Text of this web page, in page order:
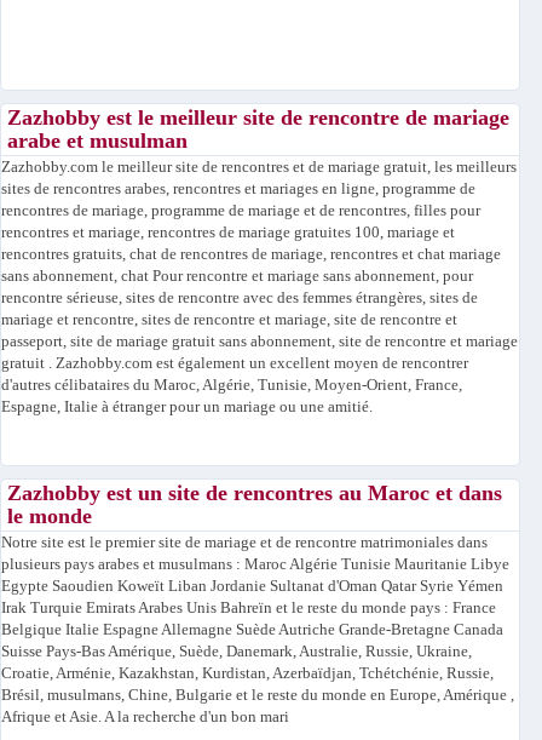
Zazhobby est le meilleur site de rencontre de mariage
arabe et musulman
Zazhobby.com le meilleur site de rencontres et de mariage gratuit, les meilleurs
sites de rencontres arabes, rencontres et mariages en ligne, programme de
rencontres de mariage, programme de mariage et de rencontres, filles pour
rencontres et mariage, rencontres de mariage gratuites 100, mariage et
rencontres gratuits, chat de rencontres de mariage, rencontres et chat mariage
sans abonnement, chat Pour rencontre et mariage sans abonnement, pour
rencontre sérieuse, sites de rencontre avec des femmes étrangères, sites de
mariage et rencontre, sites de rencontre et mariage, site de rencontre et
passeport, site de mariage gratuit sans abonnement, site de rencontre et mariage
gratuit . Zazhobby.com est également un excellent moyen de rencontrer
d'autres célibataires du Maroc, Algérie, Tunisie, Moyen-Orient, France,
Espagne, Italie à étranger pour un mariage ou une amitié.
Zazhobby est un site de rencontres au Maroc et dans
le monde
Notre site est le premier site de mariage et de rencontre matrimoniales dans
plusieurs pays arabes et musulmans : Maroc Algérie Tunisie Mauritanie Libye
Egypte Saoudien Koweït Liban Jordanie Sultanat d'Oman Qatar Syrie Yémen
Irak Turquie Emirats Arabes Unis Bahreïn et le reste du monde pays : France
Belgique Italie Espagne Allemagne Suède Autriche Grande-Bretagne Canada
Suisse Pays-Bas Amérique, Suède, Danemark, Australie, Russie, Ukraine,
Croatie, Arménie, Kazakhstan, Kurdistan, Azerbaïdjan, Tchétchénie, Russie,
Brésil, musulmans, Chine, Bulgarie et le reste du monde en Europe, Amérique ,
Afrique et Asie. A la recherche d'un bon mari